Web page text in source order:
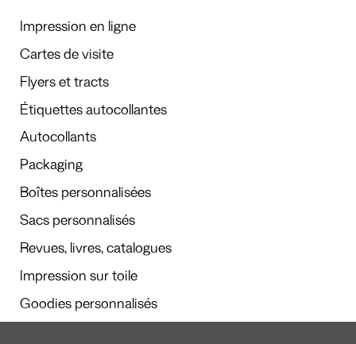
Impression en ligne
Cartes de visite
Flyers et tracts
Étiquettes autocollantes
Autocollants
Packaging
Boîtes personnalisées
Sacs personnalisés
Revues, livres, catalogues
Impression sur toile
Goodies personnalisés